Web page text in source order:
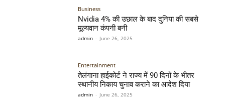
Business
Nvidia 4% की उछाल के बाद दुनिया की सबसे
मूल्यवान कंपनी बनी
admin - June 26, 2025
Entertainment
तेलंगाना हाईकोर्ट ने राज्य में 90 दिनों के भीतर
स्थानीय निकाय चुनाव कराने का आदेश दिया
admin - June 26, 2025